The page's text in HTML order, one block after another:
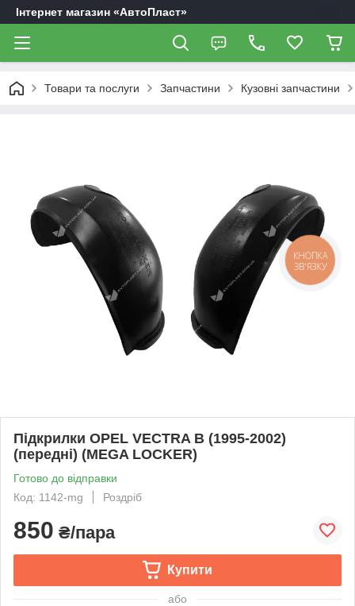
Інтернет магазин «АвтоПласт»
Товари та послуги Запчастини Кузовні запчастини
Підкрилки OPEL VECTRA B (1995-2002)
(передні) (MEGA LOCKER)
Готово до відправки
Код: 1142-mg
Роздріб
850 ₴/пара
Купити
або
КНОПКА
ЗВ'ЯЗКУ